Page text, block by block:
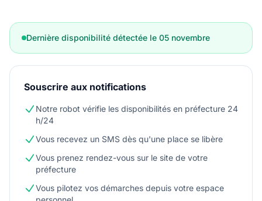
Dernière disponibilité détectée le 05 novembre
Souscrire aux notifications
Notre robot vérifie les disponibilités en préfecture 24
h/24
Vous recevez un SMS dès qu'une place se libère
Vous prenez rendez-vous sur le site de votre
préfecture
Vous pilotez vos démarches depuis votre espace